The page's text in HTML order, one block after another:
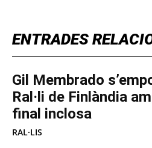
ENTRADES
Gil Membrado
Ral·li de Finlàndia
final inclosa
RAL·LIS